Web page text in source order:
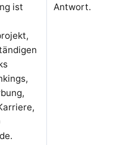
ist
Antwort.